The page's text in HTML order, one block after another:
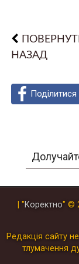
НАЗАД
Поділитися
| "Коректно" ©
Редакція сайту
тлумачення